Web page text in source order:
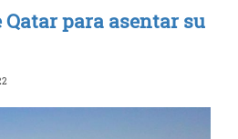
para asentar su